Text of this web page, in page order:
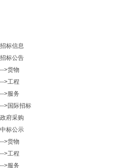
招标信息
招标公告
-->货物
-->工程
-->服务
-->国际招标
政府采购
中标公示
-->货物
-->工程
-->服务